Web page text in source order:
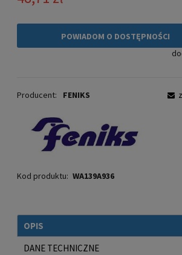
POWIADOM O DOSTĘPNOŚCI
Producent: FENIKS
Kod produktu: WA139A936
OPIS
DANE TECHNICZNE